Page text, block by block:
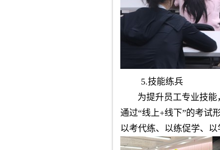
5.技能练兵
为提升员工专业技能
通过“线上+线下”的考试
以考代练、以练促学、